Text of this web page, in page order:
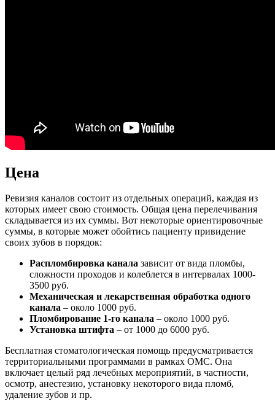
Цена
Ревизия каналов состоит из отдельных операций, каждая из
которых имеет свою стоимость. Общая цена перелечивания
складывается из их суммы. Вот некоторые ориентировочные
суммы, в которые может обойтись пациенту привидение
своих зубов в порядок:
Распломбировка канала зависит от вида пломбы,
сложности проходов и колеблется в интервалах 1000-
3500 руб.
Механическая и лекарственная обработка одного
канала – около 1000 руб.
Пломбирование 1-го канала – около 1000 руб.
Установка штифта – от 1000 до 6000 руб.
Бесплатная стоматологическая помощь предусматривается
территориальными программами в рамках ОМС. Она
включает целый ряд лечебных мероприятий, в частности,
осмотр, анестезию, установку некоторого вида пломб,
удаление зубов и пр.